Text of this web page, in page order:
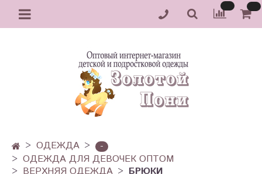
ОДЕЖДА
-
ОДЕЖДА ДЛЯ ДЕВОЧЕК ОПТОМ